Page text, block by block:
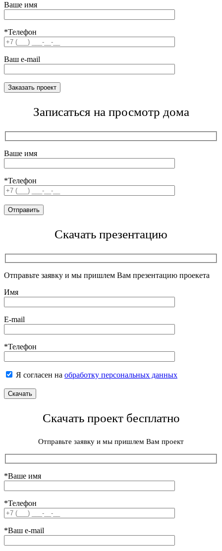
Ваше имя
*Телефон
Ваш e-mail
Записаться на просмотр дома
Ваше имя
*Телефон
Скачать презентацию
Отправьте заявку и мы пришлем Вам презентацию проекета
Имя
E-mail
*Телефон
Я согласен на обработку персональных данных
Скачать проект бесплатно
Отправьте заявку и мы пришлем Вам проект
*Ваше имя
*Телефон
*Ваш e-mail